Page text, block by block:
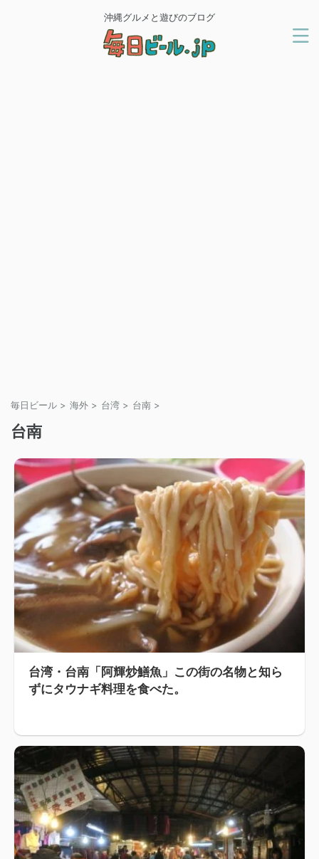
沖縄グルメと遊びのブログ
毎日ビール > 海外 > 台湾 > 台南 >
台南
台湾・台南「阿輝炒鱔魚」この街の名物と知ら
ずにタウナギ料理を食べた。